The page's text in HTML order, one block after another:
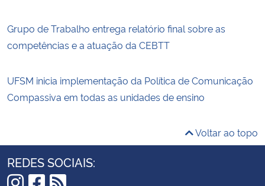
Grupo de Trabalho entrega relatório final sobre as
competências e a atuação da CEBTT
UFSM inicia implementação da Política de Comunicação
Compassiva em todas as unidades de ensino
Voltar ao topo
REDES SOCIAIS: